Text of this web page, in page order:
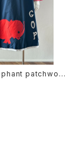
patchwork